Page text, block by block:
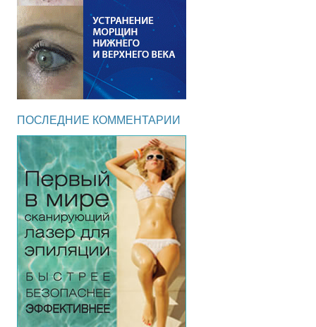
ПОСЛЕДНИЕ КОММЕНТАРИИ